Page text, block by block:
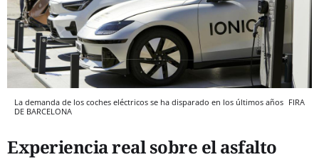
La demanda de los coches eléctricos se ha disparado en los últimos años FIRA
DE BARCELONA
Experiencia real sobre el asfalto